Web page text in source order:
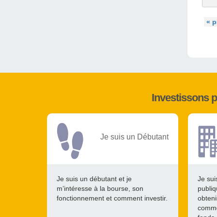
«
Investissons
Je suis un Débutant
Je suis un débutant et je
m’intéresse à la bourse, son
fonctionnement et comment investir.
Je